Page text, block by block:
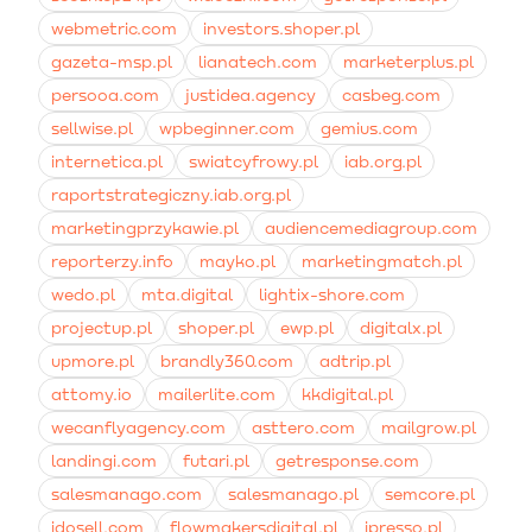
webmetric.com
investors.shoper.pl
gazeta-msp.pl
lianatech.com
marketerplus.pl
persooa.com
justidea.agency
casbeg.com
sellwise.pl
wpbeginner.com
gemius.com
internetica.pl
swiatcyfrowy.pl
iab.org.pl
raportstrategiczny.iab.org.pl
marketingprzykawie.pl
audiencemediagroup.com
reporterzy.info
mayko.pl
marketingmatch.pl
wedo.pl
mta.digital
lightix-shore.com
projectup.pl
shoper.pl ewp.pl
digitalx.pl
upmore.pl
brandly360.com
adtrip.pl
attomy.io
mailerlite.com
kkdigital.pl
wecanflyagency.com
asttero.com
mailgrow.pl
landingi.com
futari.pl
getresponse.com
salesmanago.com
salesmanago.pl
semcore.pl
idosell.com
flowmakersdigital.pl ipresso.pl